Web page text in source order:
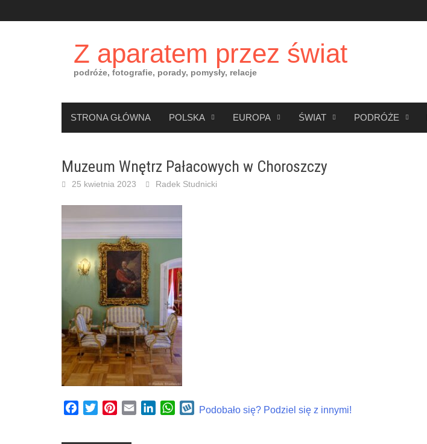
to
Z aparatem przez świat
podróże, fotografie, porady, pomysły, relacje
STRONA GŁÓWNA POLSKA EUROPA ŚWIAT PODRÓŻE
Muzeum Wnętrz Pałacowych w Choroszczy
25 kwietnia 2023 Radek Studnicki
Facebook
TwitterPinterest
Email LinkedInWhatsApp
Wykop
Podobało się? Podziel się z innymi!